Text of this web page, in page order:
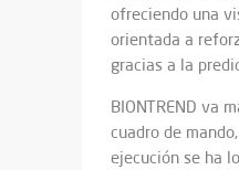
ofreciendo una
orientada a
gracias a la
BIONTREND va
cuadro de
ejecución se ha